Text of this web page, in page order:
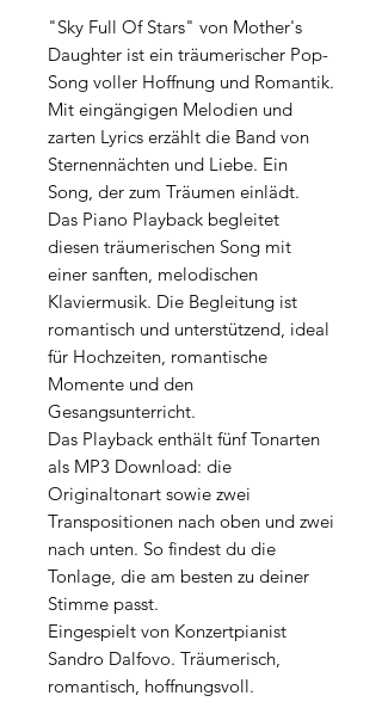
"Sky Full Of Stars" von Mother's
Daughter ist ein träumerischer Pop-
Song voller Hoffnung und Romantik.
Mit eingängigen Melodien und
zarten Lyrics erzählt die Band von
Sternennächten und Liebe. Ein
Song, der zum Träumen einlädt.
Das Piano Playback begleitet
diesen träumerischen Song mit
einer sanften, melodischen
Klaviermusik. Die Begleitung ist
romantisch und unterstützend, ideal
für Hochzeiten, romantische
Momente und den
Gesangsunterricht.
Das Playback enthält fünf Tonarten
als MP3 Download: die
Originaltonart sowie zwei
Transpositionen nach oben und zwei
nach unten. So findest du die
Tonlage, die am besten zu deiner
Stimme passt.
Eingespielt von Konzertpianist
Sandro Dalfovo. Träumerisch,
romantisch, hoffnungsvoll.